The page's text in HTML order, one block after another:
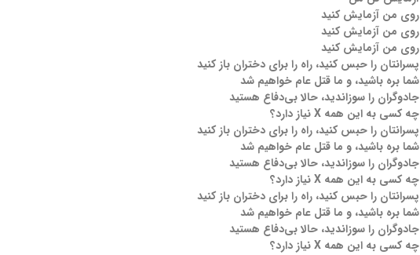
روی من آزمایش کنید
روی من آزمایش کنید
روی من آزمایش کنید
پسرانتان را حبس کنید، راه را برای دختران باز کنید
شما بره باشید، و ما قتل عام خواهیم شد
جادوگران را سوزاندید، حالا بی‌دفاع هستید
چه کسی به این همه X نیاز دارد؟
پسرانتان را حبس کنید، راه را برای دختران باز کنید
شما بره باشید، و ما قتل عام خواهیم شد
جادوگران را سوزاندید، حالا بی‌دفاع هستید
چه کسی به این همه X نیاز دارد؟
پسرانتان را حبس کنید، راه را برای دختران باز کنید
شما بره باشید، و ما قتل عام خواهیم شد
جادوگران را سوزاندید، حالا بی‌دفاع هستید
چه کسی به این همه X نیاز دارد؟